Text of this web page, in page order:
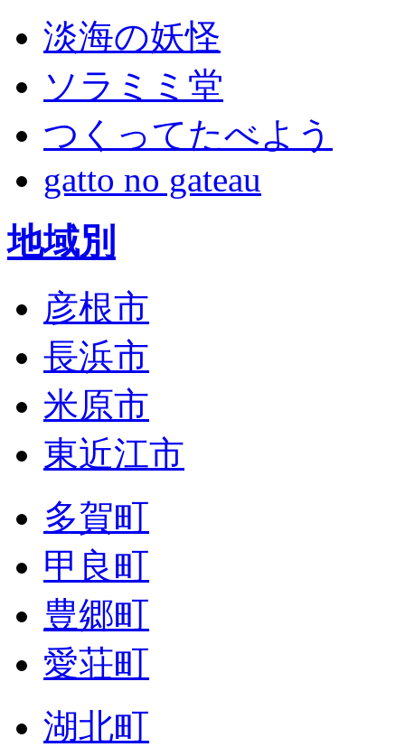
淡海の妖怪
ソラミミ堂
つくってたべよう
gatto no gateau
地域別
彦根市
長浜市
米原市
東近江市
多賀町
甲良町
豊郷町
愛荘町
湖北町